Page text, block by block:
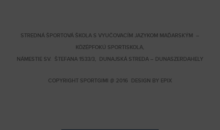
STREDNÁ ŠPORTOVÁ ŠKOLA S VYUČOVACÍM JAZYKOM MAĎARSKÝM –
KÖZÉPFOKÚ SPORTISKOLA,
NÁMESTIE SV. ŠTEFANA 1533/3, DUNAJSKÁ STREDA – DUNASZERDAHELY
COPYRIGHT SPORTGIMI @ 2016 DESIGN BY EPIX